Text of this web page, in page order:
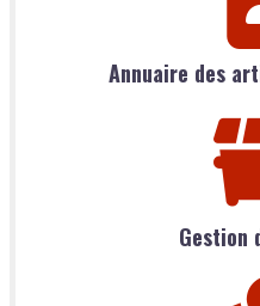
Annuaire des
Gestion